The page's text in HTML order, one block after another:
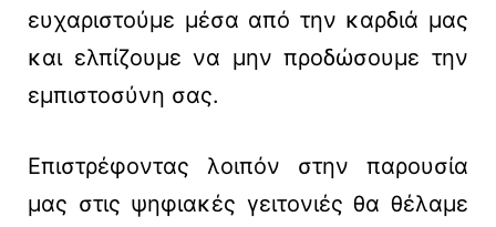
ευχαριστούμε μέσα από την καρδιά μας
και ελπίζουμε να μην προδώσουμε την
εμπιστοσύνη σας.
Επιστρέφοντας λοιπόν στην παρουσία
μας στις ψηφιακές γειτονιές θα θέλαμε